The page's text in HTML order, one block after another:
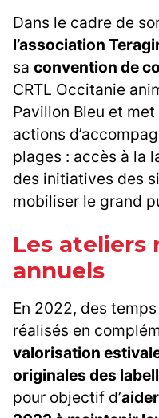
Dans le cadre de
l’association
sa convention de
CRTL Occitanie
Pavillon Bleu et
actions
plages : accès à la
des initiatives des
mobiliser le grand
Les ateliers
annuels
En 2022, des
réalisés en
valorisation
originales des
pour objectif d’